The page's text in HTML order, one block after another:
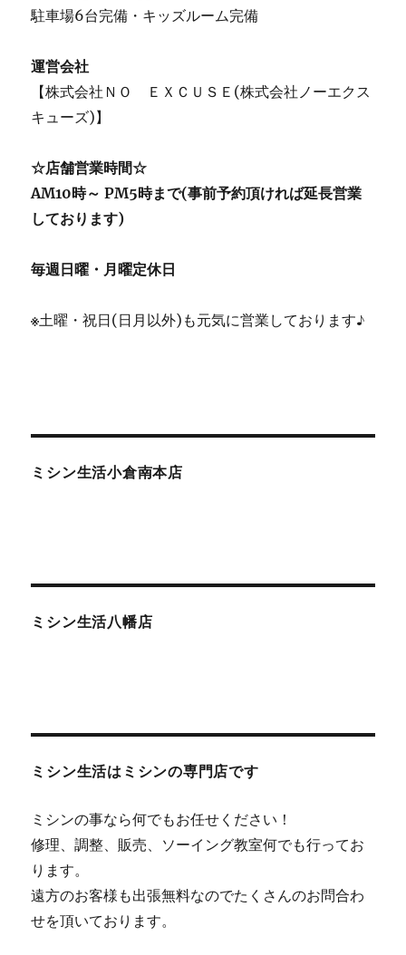
駐車場6台完備・キッズルーム完備
運営会社
【株式会社ＮＯ ＥＸＣＵＳＥ(株式会社ノーエクス
キューズ)】
☆店舗営業時間☆
AM10時～ PM5時まで(事前予約頂ければ延長営業
しております)
毎週日曜・月曜定休日
※土曜・祝日(日月以外)も元気に営業しております♪
ミシン生活小倉南本店
ミシン生活八幡店
ミシン生活はミシンの専門店です
ミシンの事なら何でもお任せください！
修理、調整、販売、ソーイング教室何でも行ってお
ります。
遠方のお客様も出張無料なのでたくさんのお問合わ
せを頂いております。